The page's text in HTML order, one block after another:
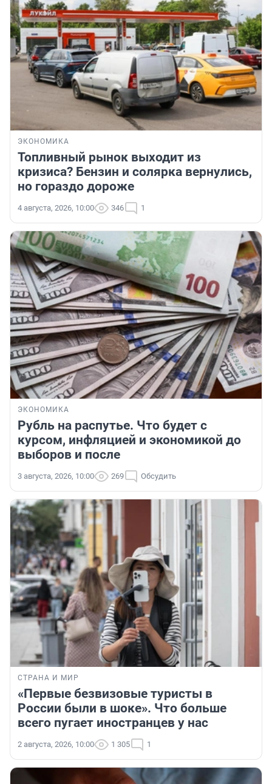
ЭКОНОМИКА
Топливный рынок выходит из
кризиса? Бензин и солярка вернулись,
но гораздо дороже
4 августа, 2026, 10:00 346 1
ЭКОНОМИКА
Рубль на распутье. Что будет с
курсом, инфляцией и экономикой до
выборов и после
3 августа, 2026, 10:00 269 Обсудить
СТРАНА И МИР
«Первые безвизовые туристы в
России были в шоке». Что больше
всего пугает иностранцев у нас
2 августа, 2026, 10:00 1 305 1